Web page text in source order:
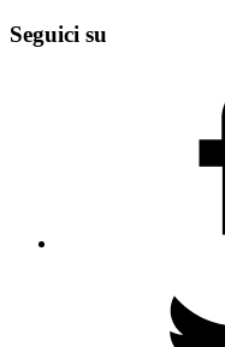
Seguici su